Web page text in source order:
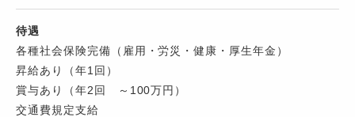
待遇
各種社会保険完備（雇用・労災・健康・厚生年金）
昇給あり（年1回）
賞与あり（年2回 ～100万円）
交通費規定支給